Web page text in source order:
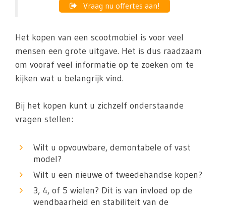
Vraag nu offertes aan!
Het kopen van een scootmobiel is voor veel
mensen een grote uitgave. Het is dus raadzaam
om vooraf veel informatie op te zoeken om te
kijken wat u belangrijk vind.
Bij het kopen kunt u zichzelf onderstaande
vragen stellen:
Wilt u opvouwbare, demontabele of vast
model?
Wilt u een nieuwe of tweedehandse kopen?
3, 4, of 5 wielen? Dit is van invloed op de
wendbaarheid en stabiliteit van de